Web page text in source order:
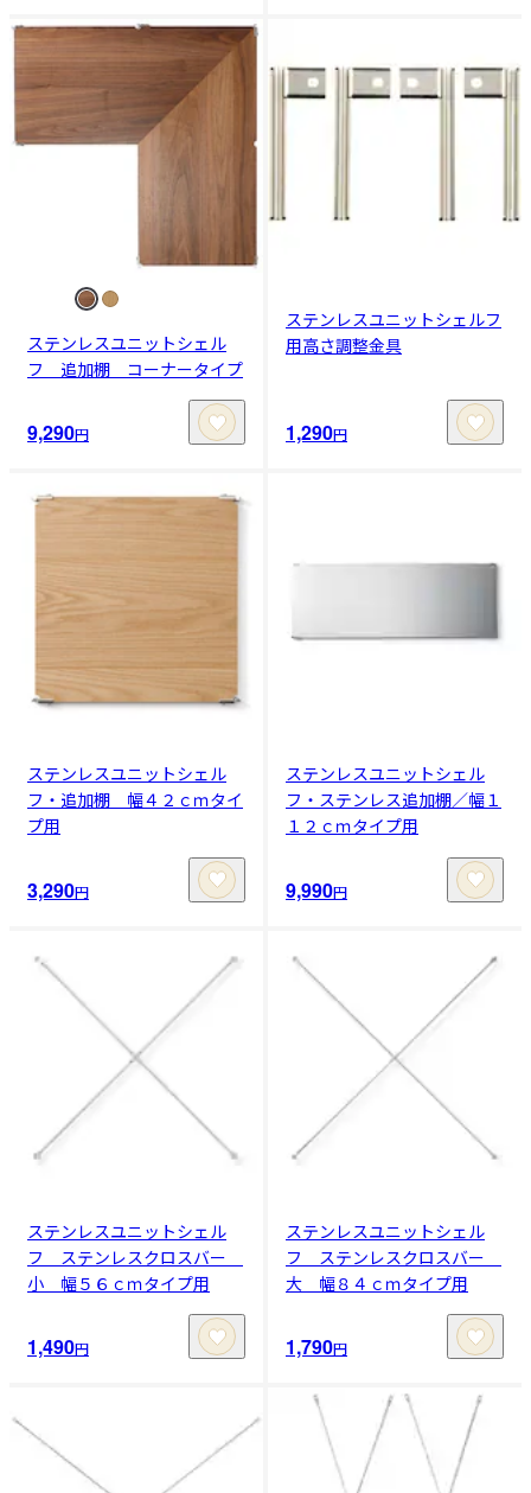
ステンレスユニットシェル
フ 追加棚 コーナータイプ
9,290円
ステンレスユニットシェルフ
用高さ調整金具
1,290円
ステンレスユニットシェル
フ・追加棚 幅４２ｃｍタイ
プ用
3,290円
ステンレスユニットシェル
フ・ステンレス追加棚／幅１
１２ｃｍタイプ用
9,990円
ステンレスユニットシェル
フ ステンレスクロスバー
小 幅５６ｃｍタイプ用
1,490円
ステンレスユニットシェル
フ ステンレスクロスバー
大 幅８４ｃｍタイプ用
1,790円